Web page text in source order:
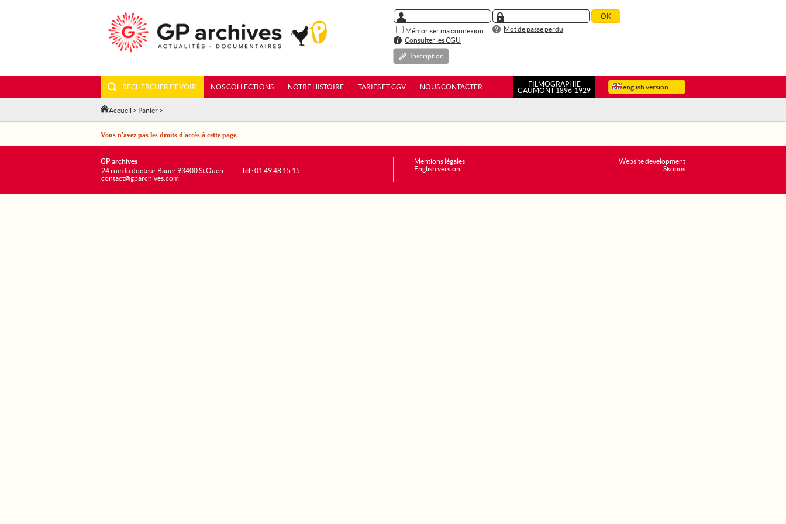
Mémoriser ma connexion
Mot de passe perdu
Consulter les CGU
Inscription
english version
RECHERCHER ET VOIR NOS COLLECTIONS NOTRE HISTOIRE TARIFS ET CGV NOUS CONTACTER
FILMOGRAPHIE
GAUMONT 1896-1929
Accueil > Panier >
Vous n'avez pas les droits d'accès à cette page.
Website development
Skopus
GP archives
24 rue du docteur Bauer 93400 St Ouen
contact@gparchives.com
Tél : 01 49 48 15 15
Mentions légales
English version